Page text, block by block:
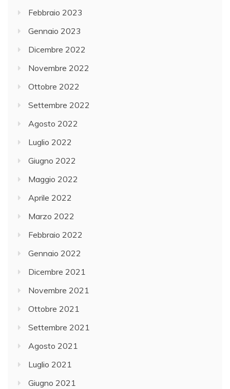
Febbraio 2023
Gennaio 2023
Dicembre 2022
Novembre 2022
Ottobre 2022
Settembre 2022
Agosto 2022
Luglio 2022
Giugno 2022
Maggio 2022
Aprile 2022
Marzo 2022
Febbraio 2022
Gennaio 2022
Dicembre 2021
Novembre 2021
Ottobre 2021
Settembre 2021
Agosto 2021
Luglio 2021
Giugno 2021